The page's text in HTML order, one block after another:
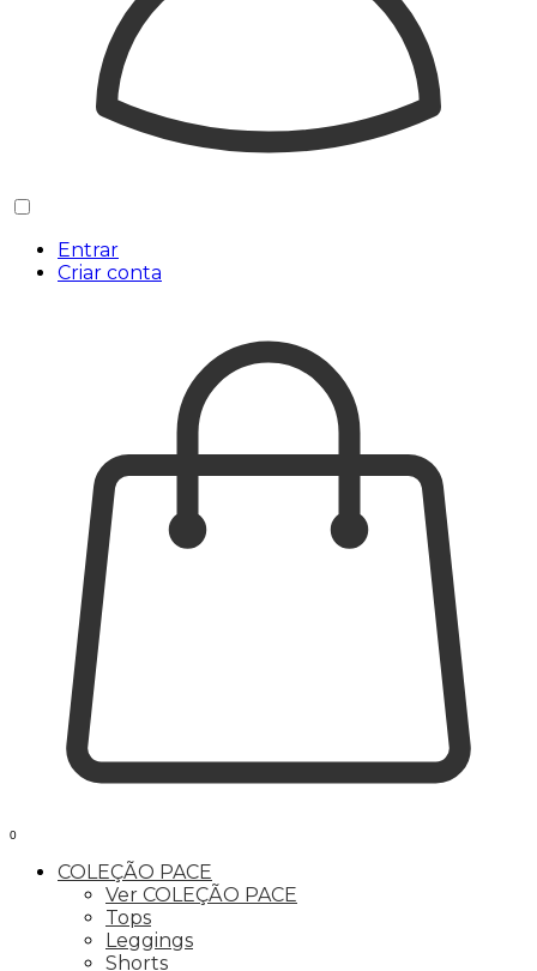
Entrar
Criar conta
0
COLEÇÃO PACE
Ver COLEÇÃO PACE
Tops
Leggings
Shorts